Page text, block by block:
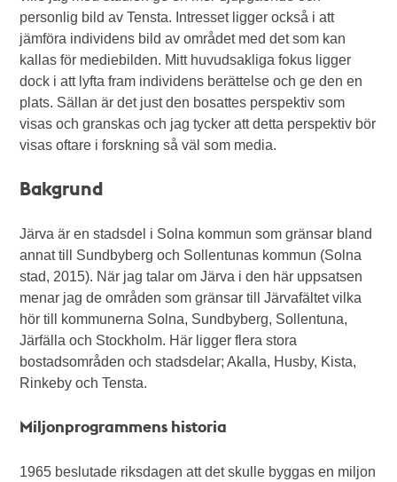
personlig bild av Tensta. Intresset ligger också i att
jämföra individens bild av området med det som kan
kallas för mediebilden. Mitt huvudsakliga fokus ligger
dock i att lyfta fram individens berättelse och ge den en
plats. Sällan är det just den bosattes perspektiv som
visas och granskas och jag tycker att detta perspektiv bör
visas oftare i forskning så väl som media.
Bakgrund
Järva är en stadsdel i Solna kommun som gränsar bland
annat till Sundbyberg och Sollentunas kommun (Solna
stad, 2015). När jag talar om Järva i den här uppsatsen
menar jag de områden som gränsar till Järvafältet vilka
hör till kommunerna Solna, Sundbyberg, Sollentuna,
Järfälla och Stockholm. Här ligger flera stora
bostadsområden och stadsdelar; Akalla, Husby, Kista,
Rinkeby och Tensta.
Miljonprogrammens historia
1965 beslutade riksdagen att det skulle byggas en miljon